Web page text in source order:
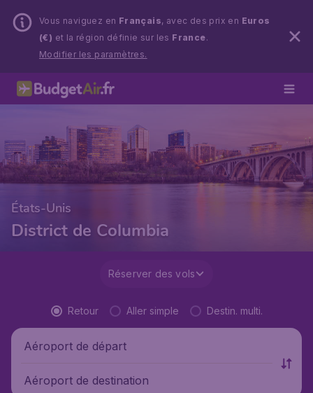
Vous naviguez en Français, avec des prix en Euros
(€) et la région définie sur les France.
Modifier les paramètres.
États-Unis
District de Columbia
Réserver des vols
Retour Aller simple Destin. multi.
Aéroport de départ
Aéroport de destination